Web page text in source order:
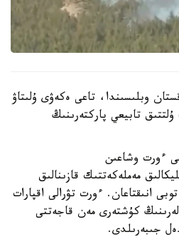
وبلىسىندا، تاعى ەكەۋى ۇلىتاۋ
تابيعي پاركتەرىنىڭ
ءورت وشاعىن
مەملەكەتتىك قازىنالىق
انىقتاعان. ءورت تۋرالى اقپارات
كۇشتەرى مەن قاجەتتى
جىبەرىلدى.